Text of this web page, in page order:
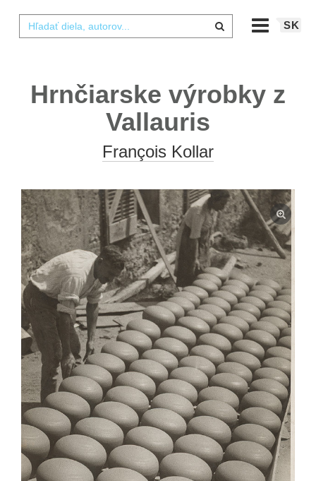
SK
Hrnčiarske výrobky z
Vallauris
François Kollar